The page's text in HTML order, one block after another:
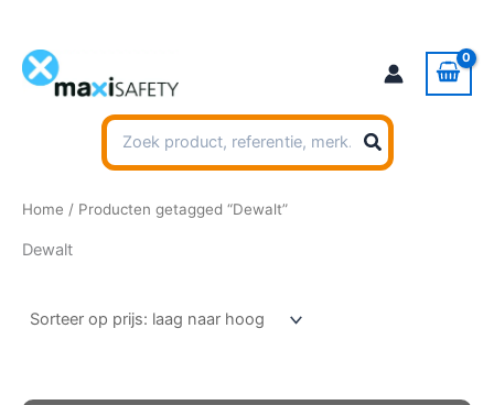
inhoud
Zoeken
naar:
Home / Producten getagged “Dewalt”
Dewalt